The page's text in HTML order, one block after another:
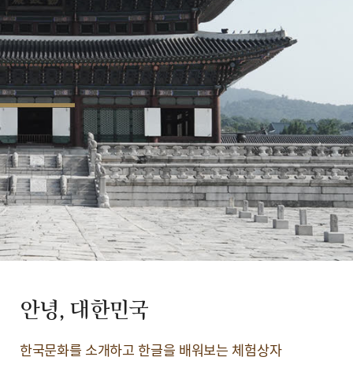
안녕, 대한민국
한국문화를 소개하고 한글을 배워보는 체험상자